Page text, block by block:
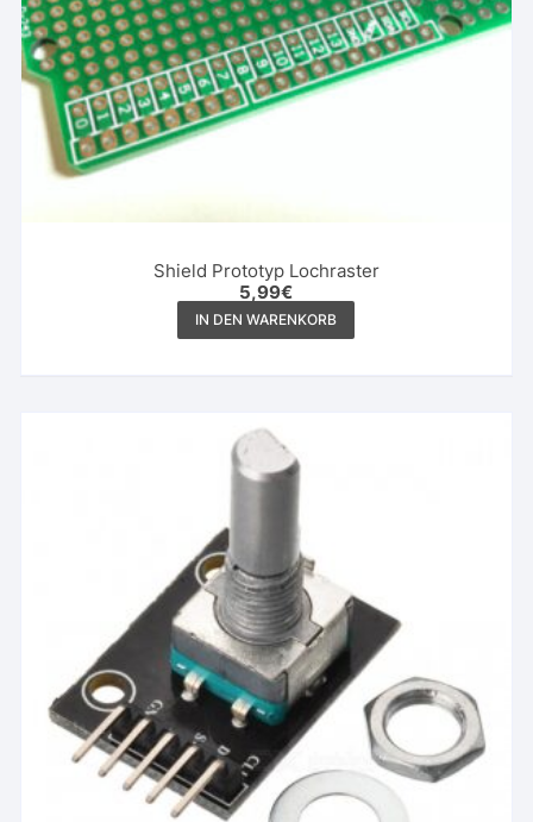
Shield Prototyp Lochraster
5,99€
IN DEN WARENKORB